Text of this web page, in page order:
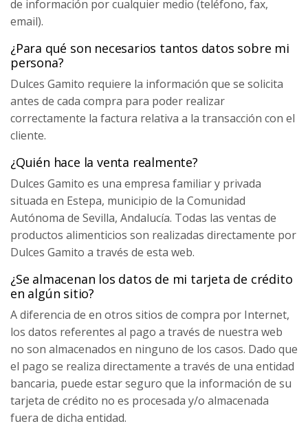
de información por cualquier medio (teléfono, fax,
email).
¿Para qué son necesarios tantos datos sobre mi
persona?
Dulces Gamito requiere la información que se solicita
antes de cada compra para poder realizar
correctamente la factura relativa a la transacción con el
cliente.
¿Quién hace la venta realmente?
Dulces Gamito es una empresa familiar y privada
situada en Estepa, municipio de la Comunidad
Autónoma de Sevilla, Andalucía. Todas las ventas de
productos alimenticios son realizadas directamente por
Dulces Gamito a través de esta web.
¿Se almacenan los datos de mi tarjeta de crédito
en algún sitio?
A diferencia de en otros sitios de compra por Internet,
los datos referentes al pago a través de nuestra web
no son almacenados en ninguno de los casos. Dado que
el pago se realiza directamente a través de una entidad
bancaria, puede estar seguro que la información de su
tarjeta de crédito no es procesada y/o almacenada
fuera de dicha entidad.